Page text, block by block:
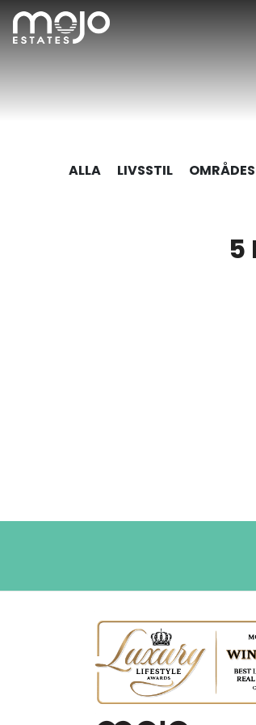
ALLA LIVSSTIL
5